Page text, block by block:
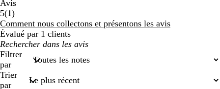
Avis
5(11
avis
)
Comment nous collectons et présentons les avis
Évalué par 1 clients
Mes
recherches
saisies
Filtrer
par
Trier
par